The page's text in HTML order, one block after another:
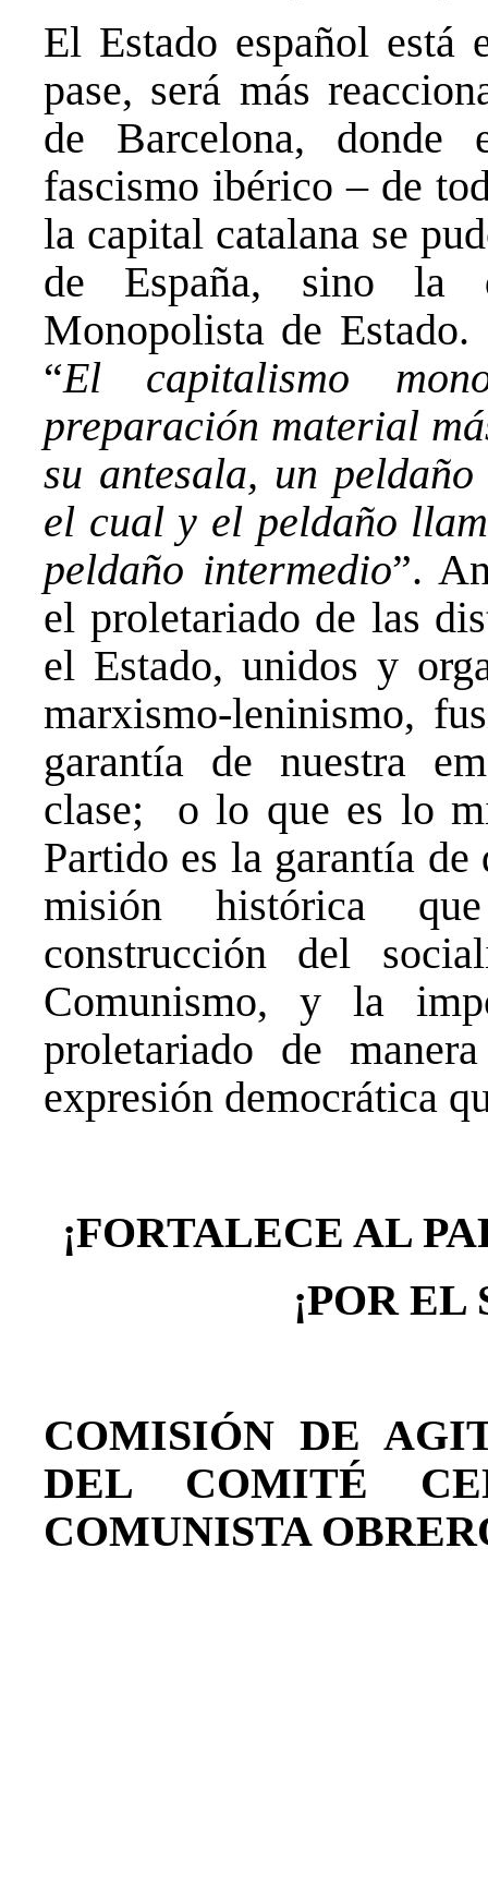
El Estado español está
pase, será más
de Barcelona,
fascismo ibérico – de
la capital catalana se
de España, sino la
Monopolista de
“El capitalismo
preparación material
su antesala, un
el cual y el peldaño
peldaño intermedio”.
el proletariado de las
el Estado, unidos y
marxismo-leninismo,
garantía de nuestra
clase; o lo que es lo
Partido es la garantía
misión histórica
construcción del
Comunismo, y la
proletariado de
expresión democrática
¡FORTALECE AL
¡POR
COMISIÓN DE
DEL COMITÉ
COMUNISTA